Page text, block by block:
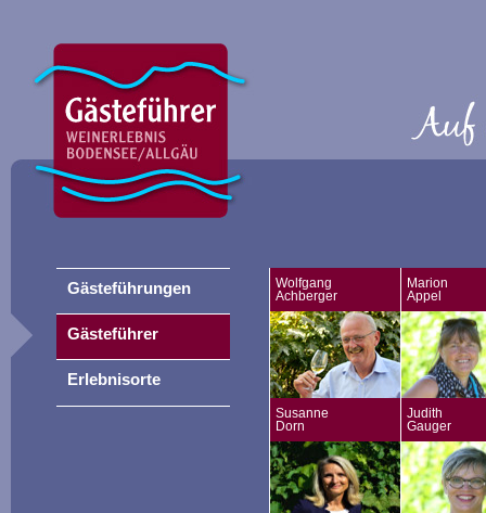
Wolfgang
Achberger
Marion
Appel
Susanne
Dorn
Judith
Gauger
Gästeführungen
Gästeführer
Erlebnisorte